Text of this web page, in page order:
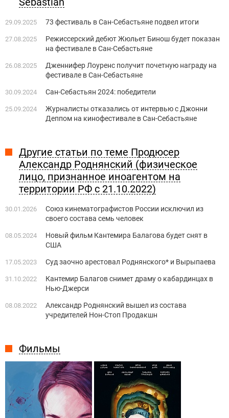
Фильмы
29.09.2025 73 фестиваль в Сан-Себастьяне подвел итоги
27.08.2025
Режиссерский дебют Жюльет Бинош будет показан
на фестивале в Сан-Себастьяне
26.08.2025
Дженнифер Лоуренс получит почетную награду на
фестивале в Сан-Себастьяне
30.09.2024 Сан-Себастьян 2024: победители
25.09.2024
Журналисты отказались от интервью с Джонни
Деппом на кинофестивале в Сан-Себастьяне
Другие статьи по теме Продюсер
Александр Роднянский (физическое
лицо, признанное иноагентом на
территории РФ с 21.10.2022)
30.01.2026
Союз кинематографистов России исключил из
своего состава семь человек
08.05.2024
Новый фильм Кантемира Балагова будет снят в
США
17.05.2023 Суд заочно арестовал Роднянского* и Вырыпаева
31.10.2022
Кантемир Балагов снимет драму о кабардинцах в
Нью-Джерси
08.08.2022
Александр Роднянский вышел из состава
учредителей Нон-Стоп Продакшн